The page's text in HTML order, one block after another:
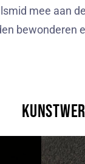
mee aan
bewonderen